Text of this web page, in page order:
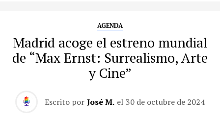
AGENDA
Madrid acoge el estreno mundial
de “Max Ernst: Surrealismo, Arte
y Cine”
Escrito por José M. el 30 de octubre de 2024